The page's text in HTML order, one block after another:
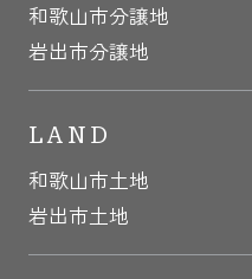
和歌山市分譲地
岩出市分譲地
LAND
和歌山市土地
岩出市土地